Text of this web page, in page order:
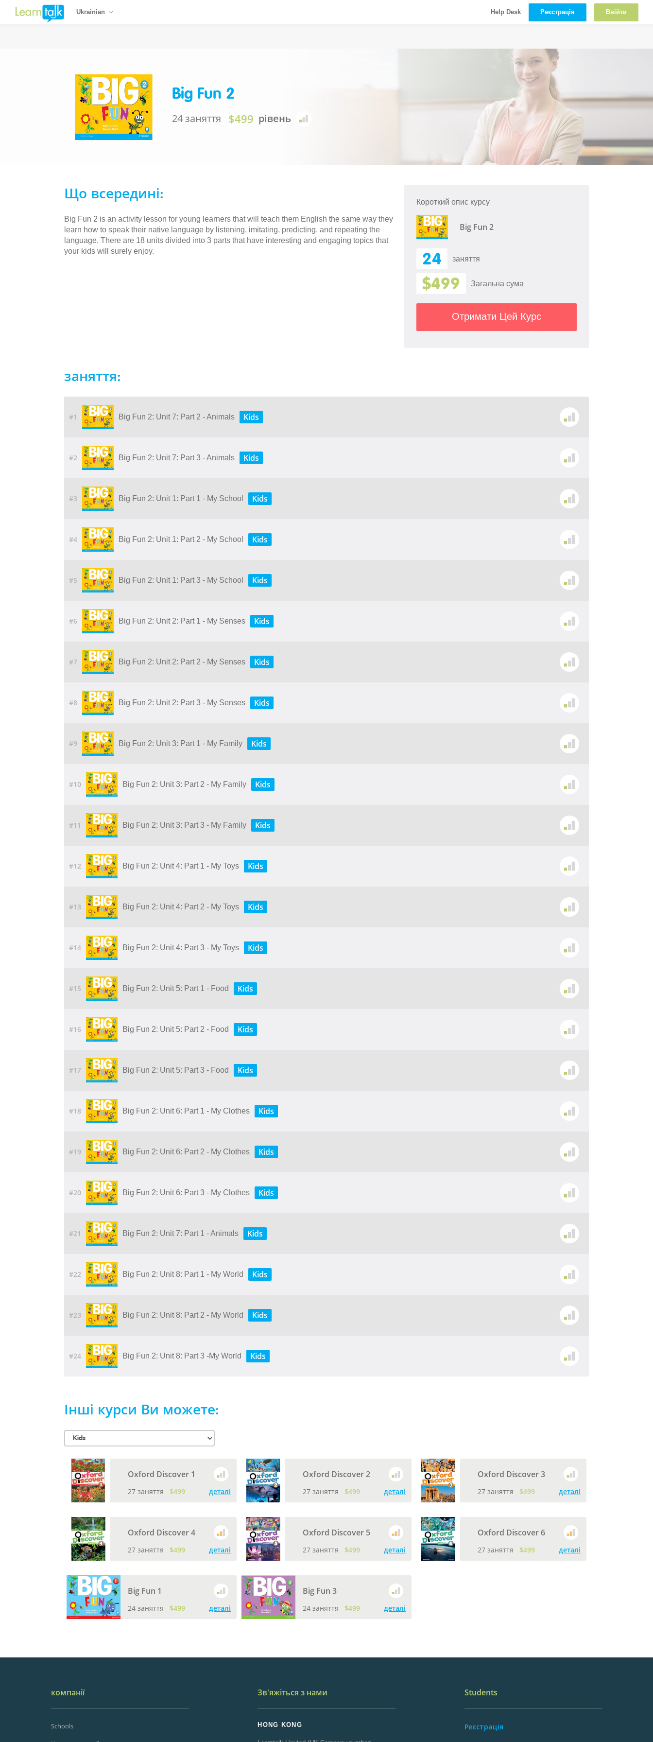
Ukrainian Help Desk Реєстрація Ввійти
Big Fun 2
24 заняття $499 рівень
Що всередині:
Big Fun 2 is an activity lesson for young learners that will teach them English the same way they
learn how to speak their native language by listening, imitating, predicting, and repeating the
language. There are 18 units divided into 3 parts that have interesting and engaging topics that
your kids will surely enjoy.
Короткий опис курсу
Big Fun 2
24 заняття
$499 Загальна сума
Отримати Цей Курс
заняття:
#1 Big Fun 2: Unit 7: Part 2 - Animals Kids
#2 Big Fun 2: Unit 7: Part 3 - Animals Kids
#3 Big Fun 2: Unit 1: Part 1 - My School Kids
#4 Big Fun 2: Unit 1: Part 2 - My School Kids
#5 Big Fun 2: Unit 1: Part 3 - My School Kids
#6 Big Fun 2: Unit 2: Part 1 - My Senses Kids
#7 Big Fun 2: Unit 2: Part 2 - My Senses Kids
#8 Big Fun 2: Unit 2: Part 3 - My Senses Kids
#9 Big Fun 2: Unit 3: Part 1 - My Family Kids
#10 Big Fun 2: Unit 3: Part 2 - My Family Kids
#11 Big Fun 2: Unit 3: Part 3 - My Family Kids
#12 Big Fun 2: Unit 4: Part 1 - My Toys Kids
#13 Big Fun 2: Unit 4: Part 2 - My Toys Kids
#14 Big Fun 2: Unit 4: Part 3 - My Toys Kids
#15 Big Fun 2: Unit 5: Part 1 - Food Kids
#16 Big Fun 2: Unit 5: Part 2 - Food Kids
#17 Big Fun 2: Unit 5: Part 3 - Food Kids
#18 Big Fun 2: Unit 6: Part 1 - My Clothes Kids
#19 Big Fun 2: Unit 6: Part 2 - My Clothes Kids
#20 Big Fun 2: Unit 6: Part 3 - My Clothes Kids
#21 Big Fun 2: Unit 7: Part 1 - Animals Kids
#22 Big Fun 2: Unit 8: Part 1 - My World Kids
#23 Big Fun 2: Unit 8: Part 2 - My World Kids
#24 Big Fun 2: Unit 8: Part 3 -My World Kids
Інші курси Ви можете:
Oxford Discover 1
27 заняття $499 деталі
Oxford Discover 2
27 заняття $499 деталі
Oxford Discover 3
27 заняття $499 деталі
Oxford Discover 4
27 заняття $499 деталі
Oxford Discover 5
27 заняття $499 деталі
Oxford Discover 6
27 заняття $499 деталі
Big Fun 1
24 заняття $499 деталі
Big Fun 3
24 заняття $499 деталі
компанії
Schools
Зв'яжіться з нами
HONG KONG
Students
Реєстрація